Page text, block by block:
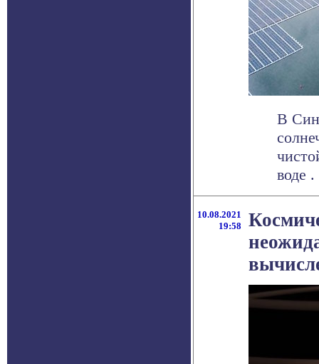
В
воде
10.08.2021
19:58